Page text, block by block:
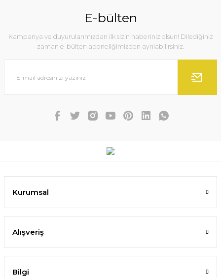
E-bülten
Kampanya ve duyurularımızdan ilk sizin haberiniz olsun! Dilediğiniz
zaman e-bülten aboneliğimizden ayrılabilirsiniz.
Kurumsal
Alışveriş
Bilgi